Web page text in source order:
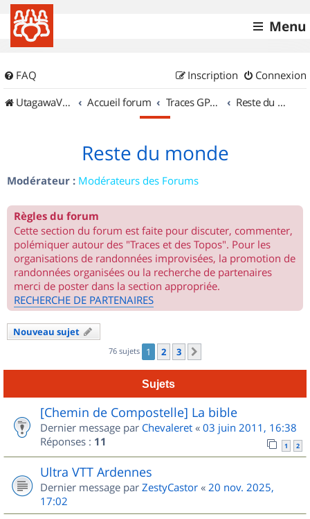
Menu
FAQ Connexion
Inscription
UtagawaVTT (Randos VTT et VTTAE avec traces GPS)
Accueil forum Traces GPS de randos VTT Reste du monde
Reste du monde
Modérateur : Modérateurs des Forums
Règles du forum
Cette section du forum est faite pour discuter, commenter,
polémiquer autour des "Traces et des Topos". Pour les
organisations de randonnées improvisées, la promotion de
randonnées organisées ou la recherche de partenaires
merci de poster dans la section appropriée.
RECHERCHE DE PARTENAIRES
Nouveau sujet
76 sujets 1 2 3
Sujets
[Chemin de Compostelle] La bible
Dernier message par Chevaleret « 03 juin 2011, 16:38
Réponses : 11 1 2
Ultra VTT Ardennes
Dernier message par ZestyCastor « 20 nov. 2025,
17:02